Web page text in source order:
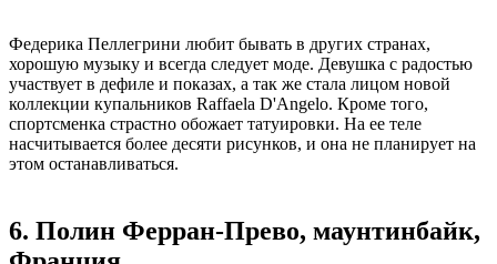
Федерика Пеллегрини любит бывать в других странах,
хорошую музыку и всегда следует моде. Девушка с радостью
участвует в дефиле и показах, а так же стала лицом новой
коллекции купальников Raffaela D'Angelo. Кроме того,
спортсменка страстно обожает татуировки. На ее теле
насчитывается более десяти рисунков, и она не планирует на
этом останавливаться.
6. Полин Ферран-Прево, маунтинбайк,